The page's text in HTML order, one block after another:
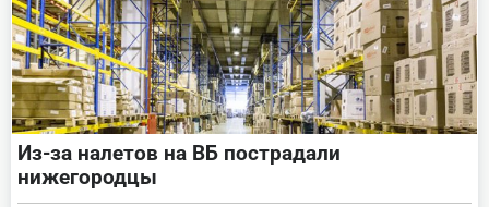
Из-за налетов на ВБ пострадали
нижегородцы